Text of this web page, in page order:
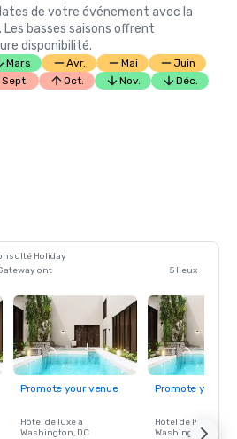
de votre événement avec la
basses saisons offrent
disponibilité.
Mars Avr. Mai
Juin
Sept. Oct. Nov. Déc.
Holiday
ont
5 lieux
Promote your venue
Hôtel de luxe à
Washington, DC
Promote your
Hôtel de luxe à
Washington